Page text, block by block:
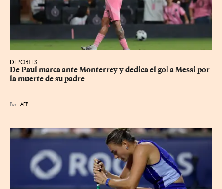
DEPORTES
De Paul marca ante Monterrey y dedica el gol a Messi por
la muerte de su padre
Por AFP